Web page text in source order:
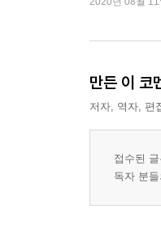
전고운의 부
Interview
인터뷰_ 이
인터뷰_ 정
인터뷰_ 이
만든 이 코
저자, 역자, 편
접수된
독자 분